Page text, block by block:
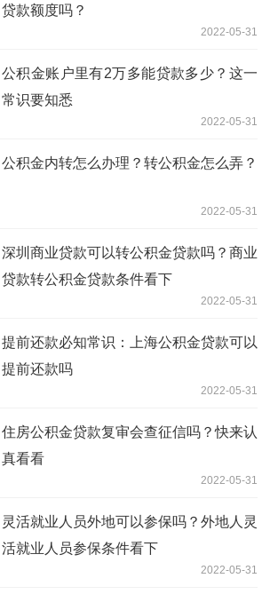
贷款额度吗？
2022-05-31
公积金账户里有2万多能贷款多少？这一
常识要知悉
2022-05-31
公积金内转怎么办理？转公积金怎么弄？
2022-05-31
深圳商业贷款可以转公积金贷款吗？商业
贷款转公积金贷款条件看下
2022-05-31
提前还款必知常识：上海公积金贷款可以
提前还款吗
2022-05-31
住房公积金贷款复审会查征信吗？快来认
真看看
2022-05-31
灵活就业人员外地可以参保吗？外地人灵
活就业人员参保条件看下
2022-05-31